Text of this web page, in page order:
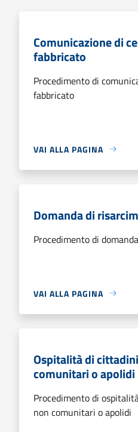
Comunicazione di
fabbricato
Procedimento di
fabbricato
VAI ALLA PAGINA
Domanda di
Procedimento di
VAI ALLA PAGINA
Ospitalità di
comunitari o apolidi
Procedimento di
non comunitari o apolidi